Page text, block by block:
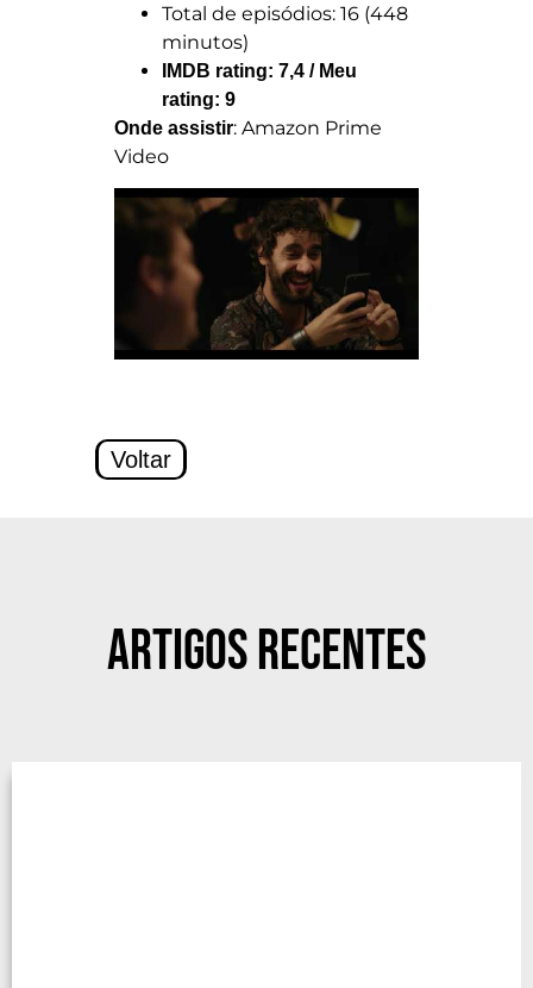
Total de episódios: 16 (448
minutos)
IMDB rating: 7,4 / Meu
rating: 9
Onde assistir: Amazon Prime
Video
Voltar
Artigos Recentes